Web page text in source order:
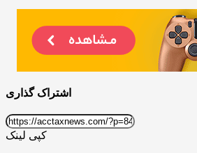
اشتراک گذاری
کپی لینک